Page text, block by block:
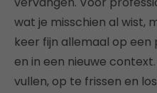
wat je misschien al wist,
keer fijn allemaal op
en in een nieuwe
vullen, op te frissen en